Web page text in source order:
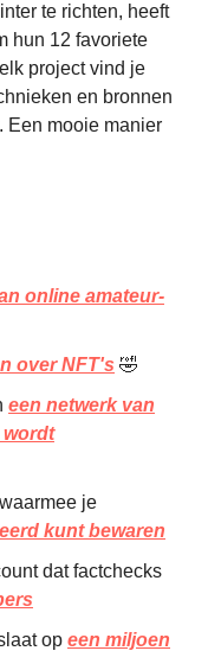
te richten, heeft
hun 12 favoriete
project vind je
en bronnen
Een mooie manier
online amateur-
over NFT's 🤣
een netwerk van
wordt
je
kunt bewaren
dat factchecks
op een miljoen